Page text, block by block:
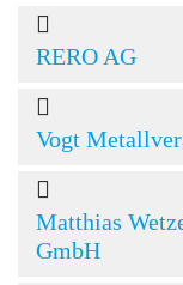
RERO AG
Vogt
Matthias
GmbH